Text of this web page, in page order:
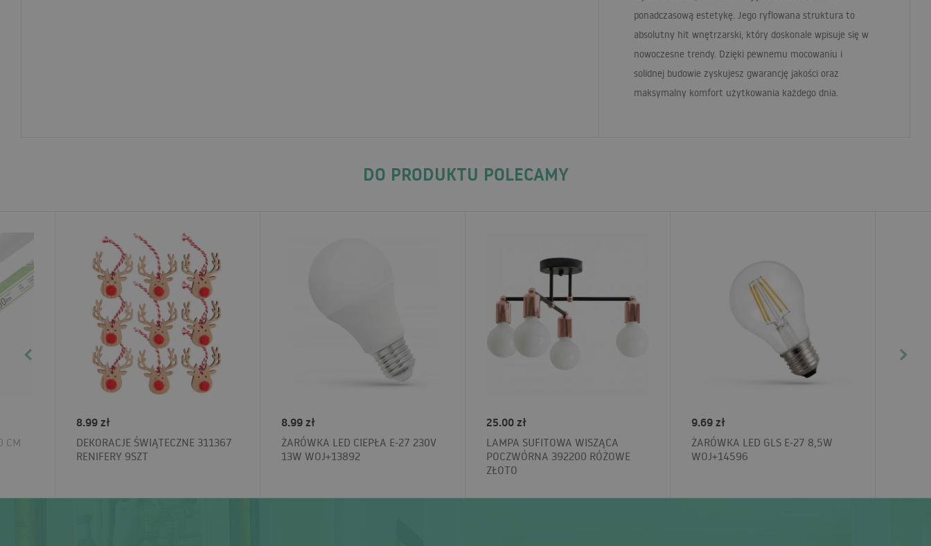
ponadczasową estetykę. Jego ryflowana struktura to
absolutny hit wnętrzarski, który doskonale wpisuje się w
nowoczesne trendy. Dzięki pewnemu mocowaniu i
solidnej budowie zyskujesz gwarancję jakości oraz
maksymalny komfort użytkowania każdego dnia.
DO PRODUKTU POLECAMY
CM
8.99 zł
DEKORACJE ŚWIĄTECZNE 311367
RENIFERY 9SZT
8.99 zł
ŻARÓWKA LED CIEPŁA E-27 230V
13W WOJ+13892
25.00 zł
LAMPA SUFITOWA WISZĄCA
POCZWÓRNA 392200 RÓŻOWE
ZŁOTO
9.69 zł
ŻARÓWKA LED GLS E-27 8,5W
WOJ+14596